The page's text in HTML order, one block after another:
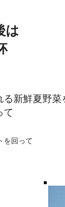
は
る新鮮夏野菜
て
を回って